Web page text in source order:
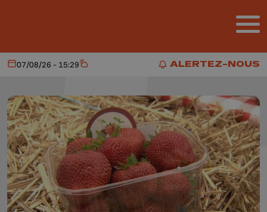
ALERTEZ-NOUS
ALERTEZ-NOUS
Aujourd'hui
07/08/26 - 15:29 Météo